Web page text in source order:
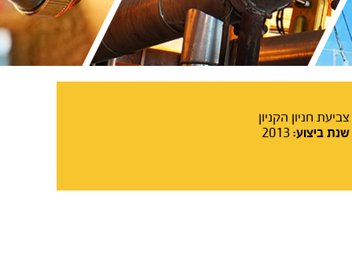
צביעת חניון הקניון
שנת ביצוע: